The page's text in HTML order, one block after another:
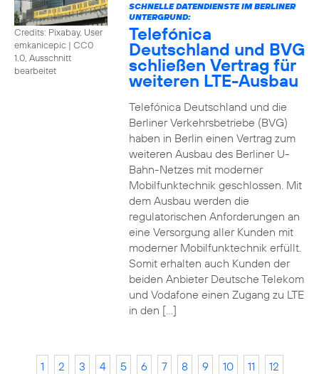
Credits: Pixabay, User
emkanicepic | CC0
1.0, Ausschnitt
bearbeitet
SCHNELLE DATENDIENSTE IM BERLINER
UNTERGRUND:
Telefónica
Deutschland und BVG
schließen Vertrag für
weiteren LTE-Ausbau
Telefónica Deutschland und die
Berliner Verkehrsbetriebe (BVG)
haben in Berlin einen Vertrag zum
weiteren Ausbau des Berliner U-
Bahn-Netzes mit moderner
Mobilfunktechnik geschlossen. Mit
dem Ausbau werden die
regulatorischen Anforderungen an
eine Versorgung aller Kunden mit
moderner Mobilfunktechnik erfüllt.
Somit erhalten auch Kunden der
beiden Anbieter Deutsche Telekom
und Vodafone einen Zugang zu LTE
in den […]
1 2 3 4 5 6 7 8 9 10 11
12